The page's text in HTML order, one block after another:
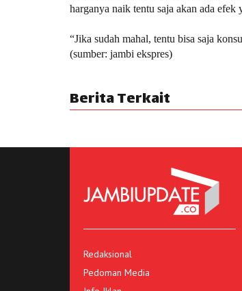
harganya naik tentu saja akan ada
“Jika sudah mahal, tentu bisa saja
(sumber: jambi ekspres)
Berita Terkait
Redaksional
Pedoman Media